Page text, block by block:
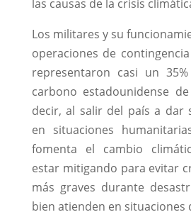
las causas de la crisis
Los militares y su
operaciones de
representaron casi un
carbono estadounidense
decir, al salir del país a dar
en situaciones
fomenta el cambio
estar mitigando para evitar
más graves durante
bien atienden en situaciones